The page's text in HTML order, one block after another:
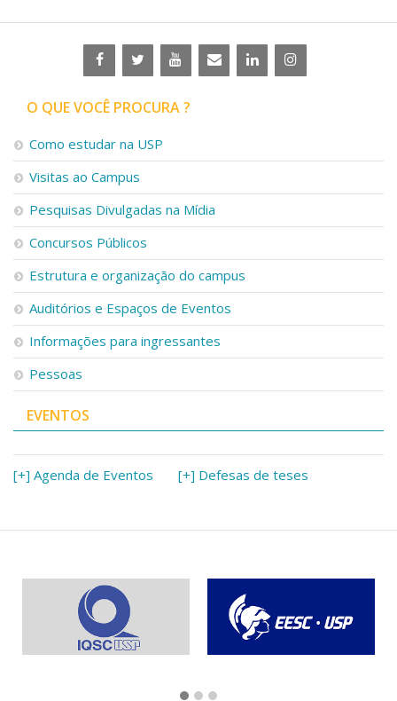
O QUE VOCÊ PROCURA ?
Como estudar na USP
Visitas ao Campus
Pesquisas Divulgadas na Mídia
Concursos Públicos
Estrutura e organização do campus
Auditórios e Espaços de Eventos
Informações para ingressantes
Pessoas
EVENTOS
[+] Agenda de Eventos [+] Defesas de teses